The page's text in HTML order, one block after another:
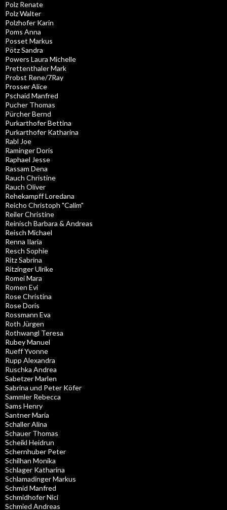
Polz Renate
Polz Walter
Polzhofer Karin
Poms Anna
Posset Markus
Pötz Sandra
Powers Laura Michelle
Prettenthaler Mark
Probst Rene/7Ray
Prosser Alice
Pschaid Manfred
Pucher Thomas
Pürcher Bernd
Purkarthofer Bettina
Purkarthofer Katharina
Rabl Joe
Raminger Doris
Raphael Jesse
Rassam Dena
Rauch Christine
Rauch Oliver
Rehekampff Loredana
Reicho Christoph "Calim"
Reiler Christine
Reinisch Barbara & Andreas
Reisch Michael
Renna Ilaria
Resch Sophie
Ritz Sabrina
Ritzinger Ulrike
Romei Mara
Romen Evi
Rose Christina
Rose Doris
Rossmann Eva
Roth Jürgen
Rothwangl Teresa
Rubey Manuel
Rueff Yvonne
Rupp Alexandra
Ruschka Andrea
Sabetzer Marlen
Sabrina und Peter Köfer
Sammler Rebecca
Sams Henry
Santner Maria
Schaller Alina
Schauer Thomas
Scheikl Heidrun
Schernhuber Peter
Schilhan Monika
Schlager Katharina
Schlamadinger Markus
Schmid Manfred
Schmidhofer Nici
Schmied Andreas